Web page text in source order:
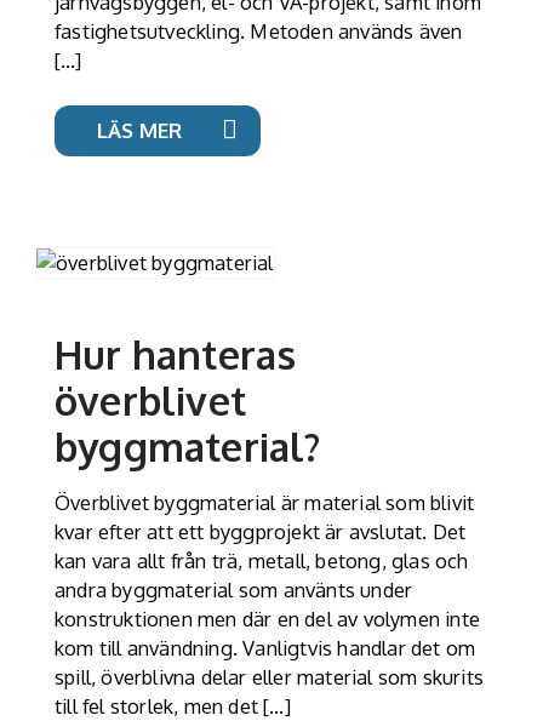
fastighetsutveckling. Metoden används även
[…]
LÄS MER
Hur hanteras
överblivet
byggmaterial?
Överblivet byggmaterial är material som blivit
kvar efter att ett byggprojekt är avslutat. Det
kan vara allt från trä, metall, betong, glas och
andra byggmaterial som använts under
konstruktionen men där en del av volymen inte
kom till användning. Vanligtvis handlar det om
spill, överblivna delar eller material som skurits
till fel storlek, men det […]